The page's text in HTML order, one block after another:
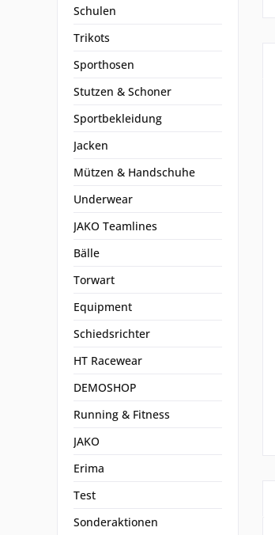
Schulen
Trikots
Sporthosen
Stutzen & Schoner
Sportbekleidung
Jacken
Mützen & Handschuhe
Underwear
JAKO Teamlines
Bälle
Torwart
Equipment
Schiedsrichter
HT Racewear
DEMOSHOP
Running & Fitness
JAKO
Erima
Test
Sonderaktionen